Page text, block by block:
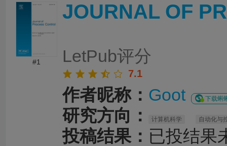
#1
JOURNAL OF
LetPub评分
7.1
作者昵称： Goot 下载蝌
研究方向： 计算机科学 自动化与
投稿结果： 已投结果